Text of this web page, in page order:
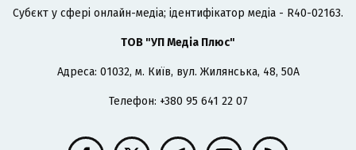
Cубєкт у сфері онлайн-медіа; ідентифікатор медіа - R40-02163.
ТОВ "УП Медіа Плюс"
Адреса: 01032, м. Київ, вул. Жилянська, 48, 50А
Телефон: +380 95 641 22 07